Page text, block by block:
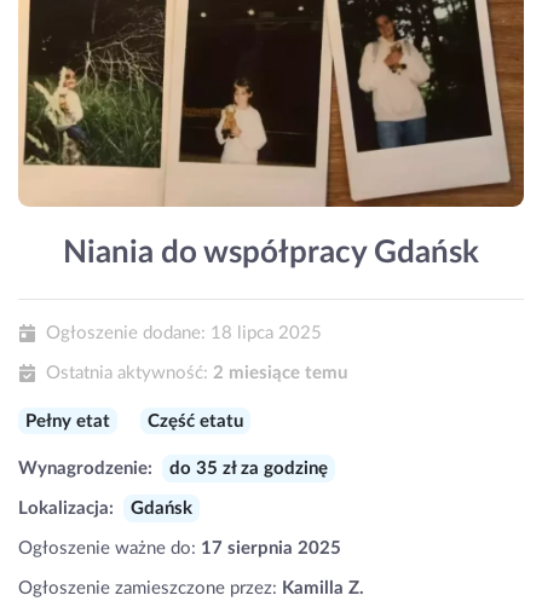
Niania do współpracy Gdańsk
Ogłoszenie dodane: 18 lipca 2025
Ostatnia aktywność: 2 miesiące temu
Pełny etat Część etatu
Wynagrodzenie: do 35 zł za godzinę
Lokalizacja: Gdańsk
Ogłoszenie ważne do: 17 sierpnia 2025
Ogłoszenie zamieszczone przez: Kamilla Z.